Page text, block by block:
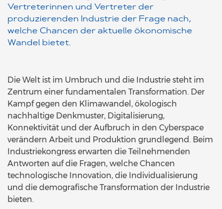
Vertreterinnen und Vertreter der
produzierenden Industrie der Frage nach,
welche Chancen der aktuelle ökonomische
Wandel bietet.
Die Welt ist im Umbruch und die Industrie steht im
Zentrum einer fundamentalen Transformation. Der
Kampf gegen den Klimawandel, ökologisch
nachhaltige Denkmuster, Digitalisierung,
Konnektivität und der Aufbruch in den Cyberspace
verändern Arbeit und Produktion grundlegend. Beim
Industriekongress erwarten die Teilnehmenden
Antworten auf die Fragen, welche Chancen
technologische Innovation, die Individualisierung
und die demografische Transformation der Industrie
bieten.